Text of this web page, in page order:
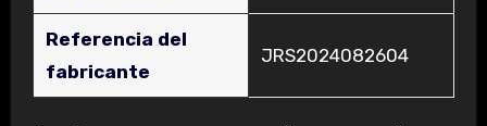
Referencia del
fabricante
‎JRS2024082604